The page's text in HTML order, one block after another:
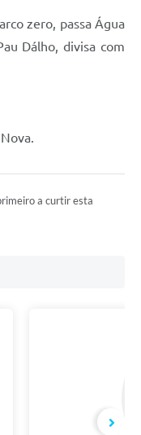
zero, passa Água
Dálho, divisa com
a curtir esta